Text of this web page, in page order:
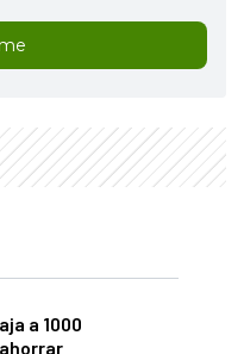
a 1000